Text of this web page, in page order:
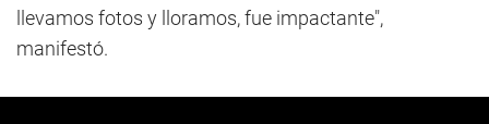
llevamos fotos y lloramos, fue impactante",
manifestó.